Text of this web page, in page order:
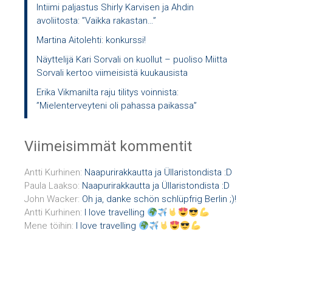
Intiimi paljastus Shirly Karvisen ja Ahdin
avoliitosta: ”Vaikka rakastan…”
Martina Aitolehti: konkurssi!
Näyttelijä Kari Sorvali on kuollut – puoliso Miitta
Sorvali kertoo viimeisistä kuukausista
Erika Vikmanilta raju tilitys voinnista:
”Mielenterveyteni oli pahassa paikassa”
Viimeisimmät kommentit
Antti Kurhinen: Naapurirakkautta ja Üllaristondista :D
Paula Laakso: Naapurirakkautta ja Üllaristondista :D
John Wacker: Oh ja, danke schön schlüpfrig Berlin ;)!
Antti Kurhinen: I love travelling
Mene töihin: I love travelling